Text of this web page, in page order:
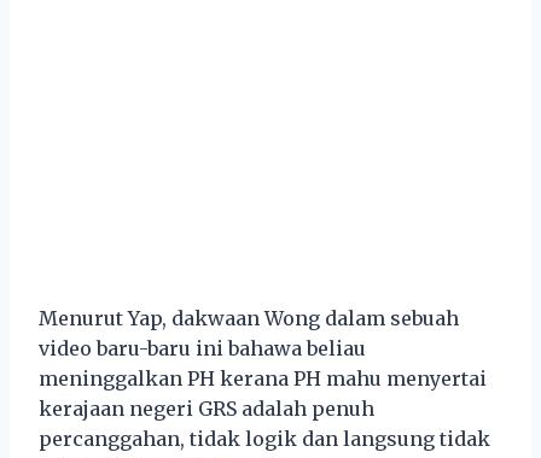
Menurut Yap, dakwaan Wong dalam sebuah
video baru-baru ini bahawa beliau
meninggalkan PH kerana PH mahu menyertai
kerajaan negeri GRS adalah penuh
percanggahan, tidak logik dan langsung tidak